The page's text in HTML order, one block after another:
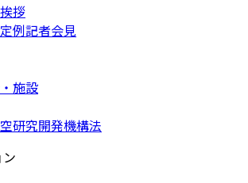
拶
例記者会見
施設
研究開発機構法